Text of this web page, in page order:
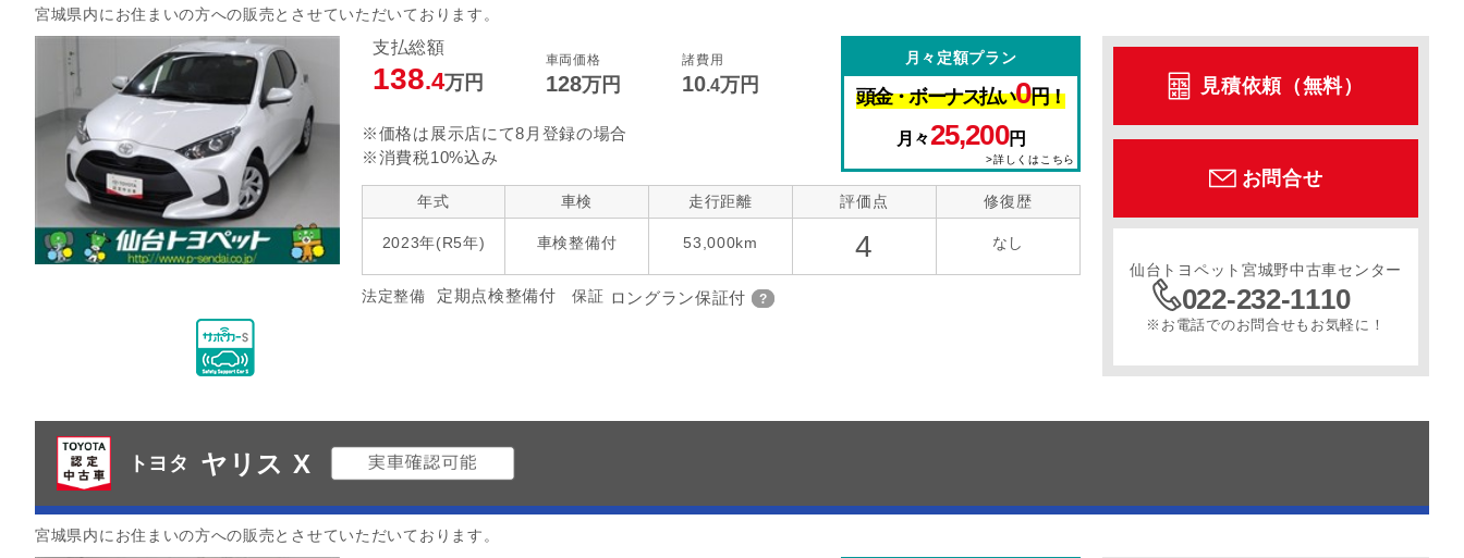
宮城県内にお住まいの方への販売とさせていただいております。
支払総額
138.4万円
車両価格
128万円
諸費用
10.4万円
※価格は展示店にて8月登録の場合
※消費税10%込み
月々定額プラン
頭金・ボーナス払い0円！
月々25,200円
>詳しくはこちら
年式
2023年(R5年)
車検
車検整備付
走行距離
53,000km
評価点
4
修復歴
なし
法定整備 定期点検整備付 保証 ロングラン保証付
見積依頼（無料）
お問合せ
仙台トヨペット宮城野中古車センター
022-232-1110
※お電話でのお問合せもお気軽に！
トヨタ ヤリス X
宮城県内にお住まいの方への販売とさせていただいております。